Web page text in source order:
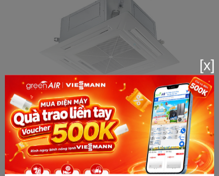
2.Thông số kĩ thuật và tính năng
Điều hòa âm trần cassetteCasper CC-50TL22 nổi bật là dòng điều
hòa bảo vệ sức khỏe người dùng bởi được trang bị hệ thống máy
lọc giúp lọc không khí trong sạch nhất bao gồm : màng lọc nano,
máy lọc silver, carbon, bio… Mang lại cho bạn không gian thực sự
Xem thêm
BẢNG BÁO GIÁ LẮP ĐẶT ĐIỀU HÒA THƯƠNG
MẠI
STT NỘI DUNG
[x]